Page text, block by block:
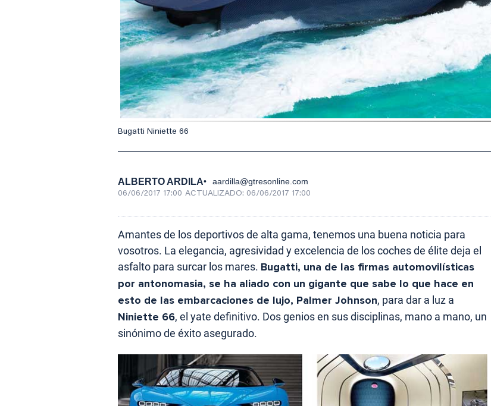
Bugatti Niniette 66
ALBERTO ARDILA aardilla@gtresonline.com
06/06/2017 17:00 ACTUALIZADO: 06/06/2017 17:00
Amantes de los deportivos de alta gama, tenemos una buena noticia para
vosotros. La elegancia, agresividad y excelencia de los coches de élite deja el
asfalto para surcar los mares. Bugatti, una de las firmas automovilísticas
por antonomasia, se ha aliado con un gigante que sabe lo que hace en
esto de las embarcaciones de lujo, Palmer Johnson, para dar a luz a
Niniette 66, el yate definitivo. Dos genios en sus disciplinas, mano a mano, un
sinónimo de éxito asegurado.